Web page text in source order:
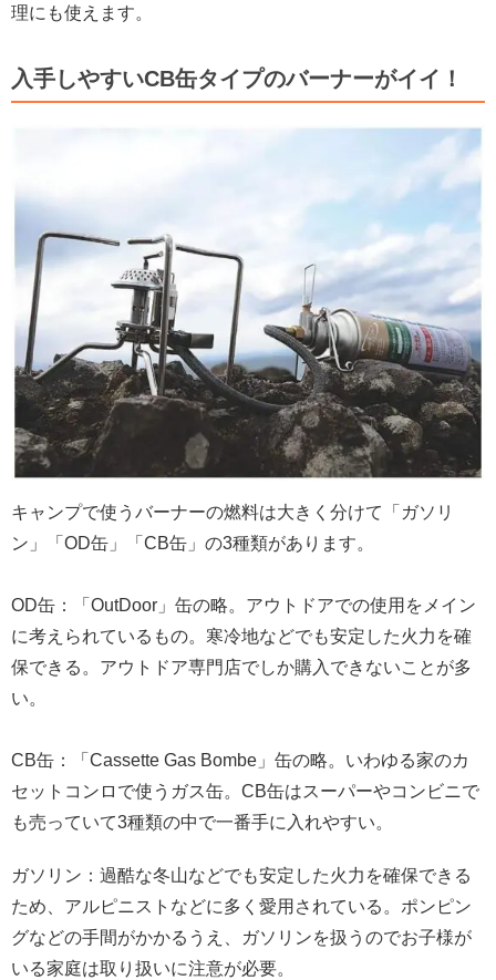
理にも使えます。
入手しやすいCB缶タイプのバーナーがイイ！
キャンプで使うバーナーの燃料は大きく分けて「ガソリ
ン」「OD缶」「CB缶」の3種類があります。
OD缶：「OutDoor」缶の略。アウトドアでの使用をメイン
に考えられているもの。寒冷地などでも安定した火力を確
保できる。アウトドア専門店でしか購入できないことが多
い。
CB缶：「Cassette Gas Bombe」缶の略。いわゆる家のカ
セットコンロで使うガス缶。CB缶はスーパーやコンビニで
も売っていて3種類の中で一番手に入れやすい。
ガソリン：過酷な冬山などでも安定した火力を確保できる
ため、アルピニストなどに多く愛用されている。ポンピン
グなどの手間がかかるうえ、ガソリンを扱うのでお子様が
いる家庭は取り扱いに注意が必要。